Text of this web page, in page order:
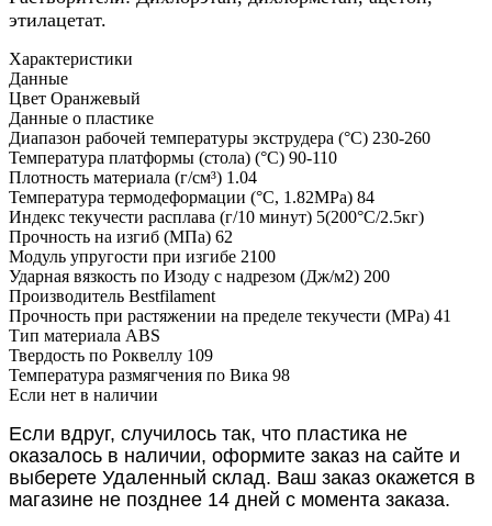
этилацетат.
Характеристики
Данные
Цвет Оранжевый
Данные о пластике
Диапазон рабочей температуры экструдера (°C) 230-260
Температура платформы (стола) (°C) 90-110
Плотность материала (г/см³) 1.04
Температура термодеформации (°C, 1.82MPa) 84
Индекс текучести расплава (г/10 минут) 5(200°C/2.5кг)
Прочность на изгиб (МПа) 62
Модуль упругости при изгибе 2100
Ударная вязкость по Изоду с надрезом (Дж/м2) 200
Производитель Bestfilament
Прочность при растяжении на пределе текучести (MPa) 41
Тип материала ABS
Твердость по Роквеллу 109
Температура размягчения по Вика 98
Если нет в наличии
Если вдруг, случилось так, что пластика не
оказалось в наличии, оформите заказ на сайте и
выберете Удаленный склад. Ваш заказ окажется в
магазине не позднее 14 дней с момента заказа.